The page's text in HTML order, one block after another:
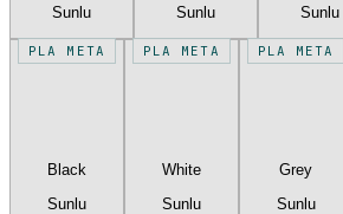
Sunlu
Sunlu
Sunlu
PLA META
Black
Sunlu
PLA META
White
Sunlu
PLA META
Grey
Sunlu